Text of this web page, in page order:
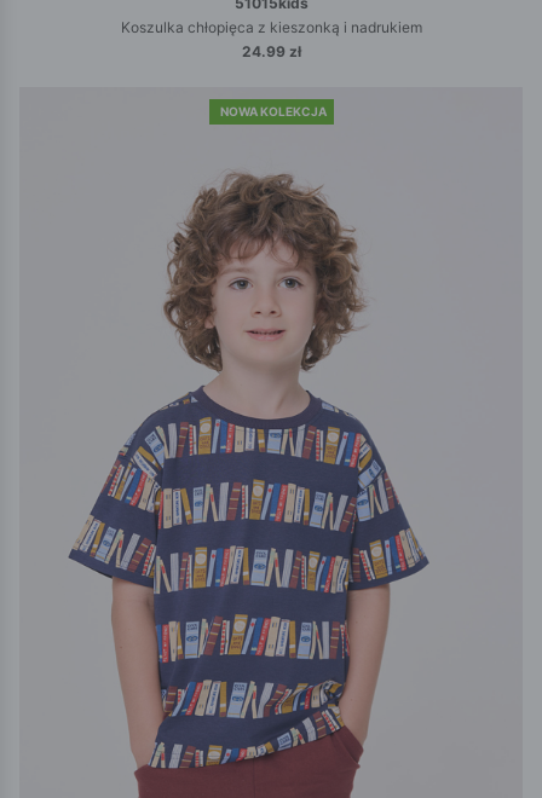
Koszulka chłopięca z kieszonką i nadrukiem
24.99 zł
NOWA KOLEKCJA